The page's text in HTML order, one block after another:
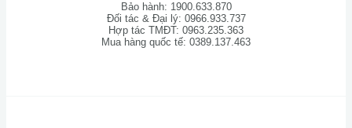
Bảo hành: 1900.633.870
Đối tác & Đại lý: 0966.933.737
Hợp tác TMĐT: 0963.235.363
Mua hàng quốc tế: 0389.137.463